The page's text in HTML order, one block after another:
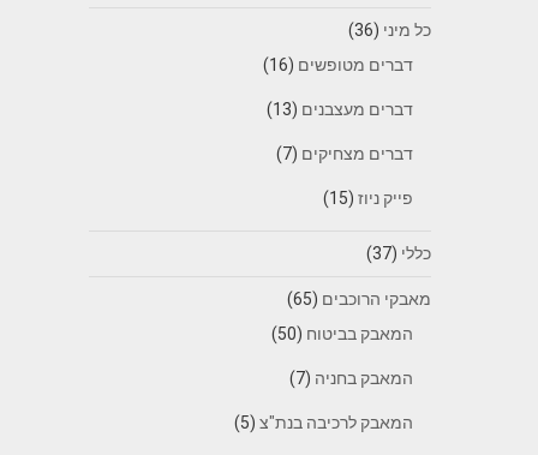
כל מיני (36)
דברים מטופשים (16)
דברים מעצבנים (13)
דברים מצחיקים (7)
פייק ניוז(15)
כללי (37)
מאבקי הרוכבים (65)
המאבק בביטוח (50)
המאבק בחניה (7)
המאבק לרכיבה בנת"צ(5)